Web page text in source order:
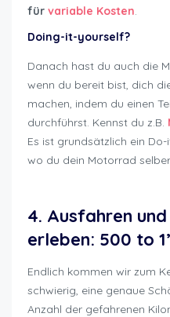
für variable Kosten.
Doing-it-yourself?
Danach hast du auch die
wenn du bereit bist, dich
machen, indem du einen
durchführst. Kennst du z.B.
Es ist grundsätzlich ein
wo du dein Motorrad
4. Ausfahren
erleben: 500 to
Endlich kommen wir zum
schwierig, eine genaue
Anzahl der gefahrenen